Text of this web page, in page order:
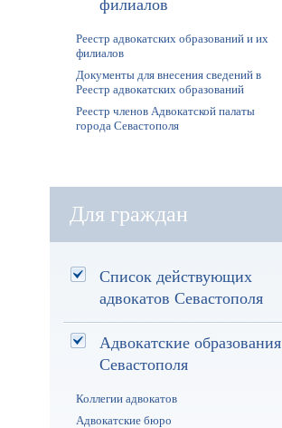
Реестр адвокатских образований и их
филиалов
Документы для внесения сведений в
Реестр адвокатских образований
Реестр членов Адвокатской палаты
города Севастополя
Для граждан
Список действующих
адвокатов Севастополя
Адвокатские образования
Севастополя
Коллегии адвокатов
Адвокатские бюро